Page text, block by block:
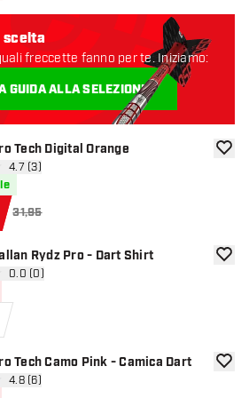
Tech Digital Orange
pannello recensioni
4.7 (3)
31,95
Rydz Pro - Dart Shirt
pannello recensioni
0.0 (0)
Tech Camo Pink - Camica Dart
pannello recensioni
4.8 (6)
scelta
freccette fanno per te. Iniziamo:
GUIDA ALLA SELEZIONE